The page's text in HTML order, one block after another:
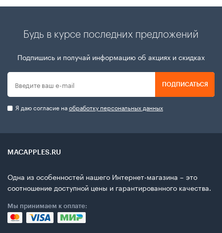
Будь в курсе последних предложений
Подпишись и получай информацию об акциях и скидках
ПОДПИСАТЬСЯ
Я даю согласие наобработку персональных данных
MACAPPLES.RU
Одна из особенностей нашего Интернет-магазина – это
соотношение доступной цены и гарантированного качества.
Мы принимаем к оплате: